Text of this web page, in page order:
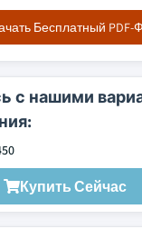
Бесплатный PDF-
с нашими
Купить Сейчас